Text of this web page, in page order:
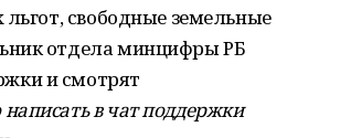
льгот, свободные земельные
отдела минцифры РБ
и смотрят
в чат поддержки